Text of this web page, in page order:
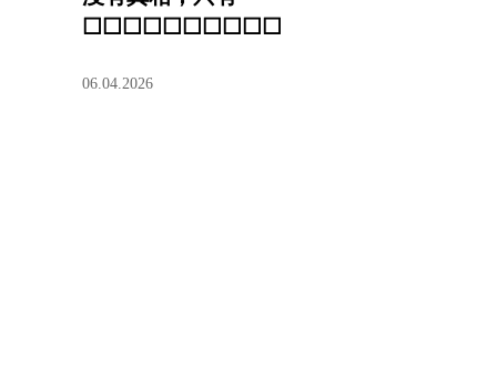
☐☐☐☐☐☐☐☐☐☐
06.04.2026